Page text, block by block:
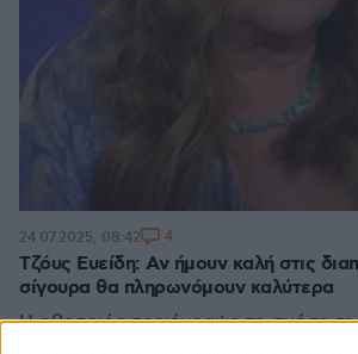
Τζόυς Ευείδη: Αν ήμουν καλή στις
σίγουρα θα πληρωνόμουν καλύτερα
Η ηθοποιός περιέγραψε τη σχέση
24.07.2025, 08:42 4